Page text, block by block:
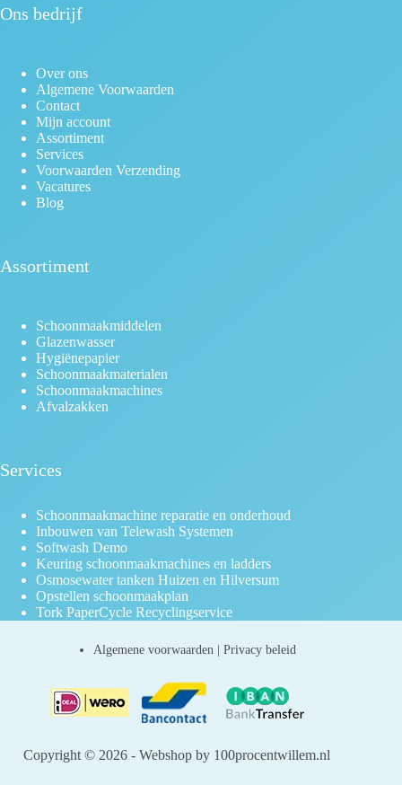
Ons bedrijf
Over ons
Algemene Voorwaarden
Contact
Mijn account
Assortiment
Services
Voorwaarden Verzending
Vacatures
Blog
Assortiment
Schoonmaakmiddelen
Glazenwasser
Hygiënepapier
Schoonmaakmaterialen
Schoonmaakmachines
Afvalzakken
Services
Schoonmaakmachine reparatie en onderhoud
Inbouwen van Telewash Systemen
Softwash Demo
Keuring schoonmaakmachines en ladders
Osmosewater tanken Huizen en Hilversum
Opstellen schoonmaakplan
Tork PaperCycle Recyclingservice
Algemene voorwaarden |Privacy beleid
Copyright © 2026 - Webshop by 100procentwillem.nl